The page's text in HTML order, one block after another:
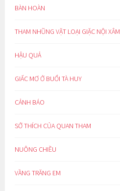
BÀN HOÀN
THAM NHŨNG VẶT LOẠI GIẶC NỘI XÂM
HẬU QUẢ
GIẤC MƠ Ở BUỔI TÀ HUY
CẢNH BÁO
SỞ THÍCH CỦA QUAN THAM
NUÔNG CHIỀU
VẦNG TRĂNG EM